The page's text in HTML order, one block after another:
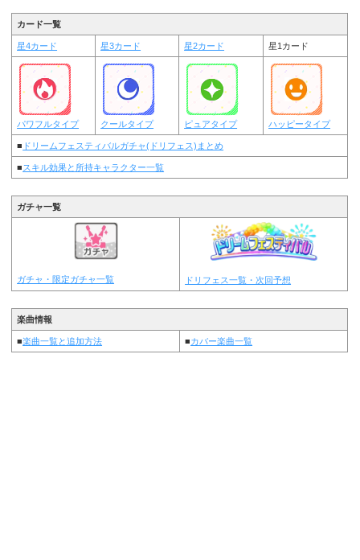
カード一覧
星4カード 星3カード 星2カード 星1カード
パワフルタイプ クールタイプ ピュアタイプ ハッピータイプ
■ ドリームフェスティバルガチャ(ドリフェス)まとめ
■スキル効果と所持キャラクター一覧
ガチャ一覧
ガチャ・限定ガチャ一覧 ドリフェス一覧・次回予想
楽曲情報
■楽曲一覧と追加方法 ■カバー楽曲一覧